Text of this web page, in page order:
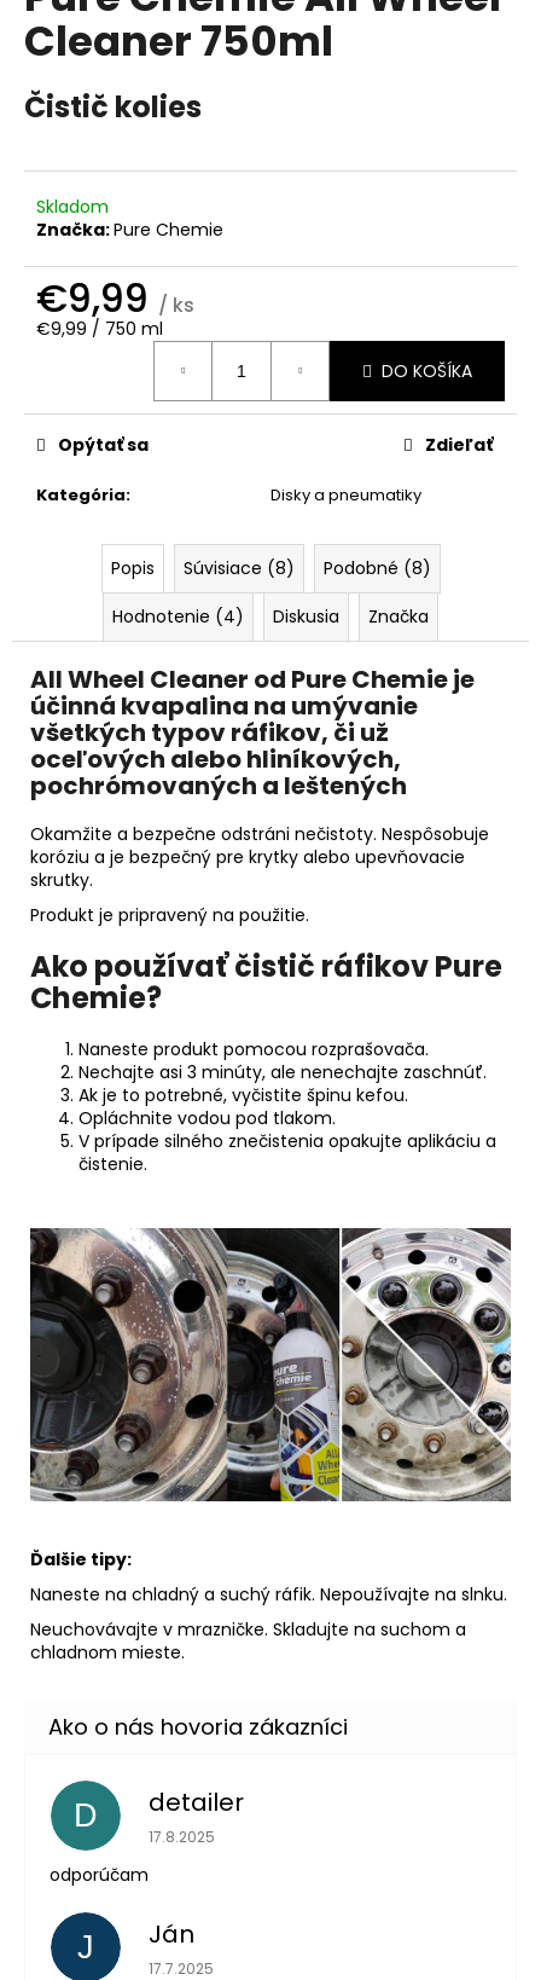
5,0
z
hviezdičiek.
Cleaner 750ml
Čistič kolies
Skladom
Značka:Pure Chemie
€9,99 / ks
Jednotková
€9,99 / 750 ml
DO KOŠÍKA
Kategória: Disky a pneumatiky
Opýtať sa Zdieľať
Popis Súvisiace (8)
Podobné (8)
Hodnotenie (4)
Diskusia Značka
All Wheel Cleaner od Pure Chemie je
účinná kvapalina na umývanie
všetkých typov ráfikov, či už
oceľových alebo hliníkových,
pochrómovaných a leštených
Okamžite a bezpečne odstráni nečistoty. Nespôsobuje
koróziu a je bezpečný pre krytky alebo upevňovacie
skrutky.
Produkt je pripravený na použitie.
Ako používať čistič ráfikov Pure
Chemie?
Naneste produkt pomocou rozprašovača.
Nechajte asi 3 minúty, ale nenechajte zaschnúť.
Ak je to potrebné, vyčistite špinu kefou.
Opláchnite vodou pod tlakom.
V prípade silného znečistenia opakujte aplikáciu a
čistenie.
Ďalšie tipy:
Naneste na chladný a suchý ráfik. Nepoužívajte na slnku.
Neuchovávajte v mrazničke. Skladujte na suchom a
chladnom mieste.
D detailer
Hodnotenie obchodu je 5 z 5 hviezdičiek.
17.8.2025
odporúčam
J Ján
Hodnotenie obchodu je 5 z 5 hviezdičiek.
17.7.2025
á
j
s
ť
d
p
AUTO
FINESSE
GLISTEN
SPRAY
WAX
500
€17,50